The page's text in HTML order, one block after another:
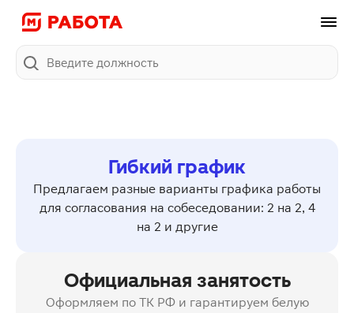
Гибкий график
Предлагаем разные варианты графика работы
для согласования на собеседовании: 2 на 2, 4
на 2 и другие
Официальная занятость
Оформляем по ТК РФ и гарантируем белую